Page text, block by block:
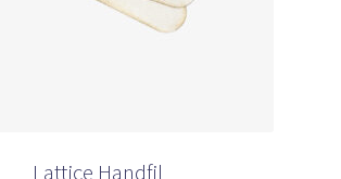
Lattice Handfil